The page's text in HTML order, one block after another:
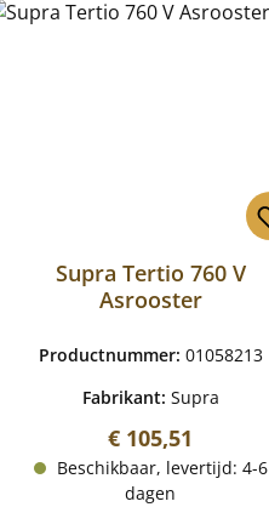
Supra Tertio 760 V
Asrooster
Productnummer: 01058213
Fabrikant: Supra
Normale prijs:
€ 105,51
Beschikbaar, levertijd: 4-6
dagen